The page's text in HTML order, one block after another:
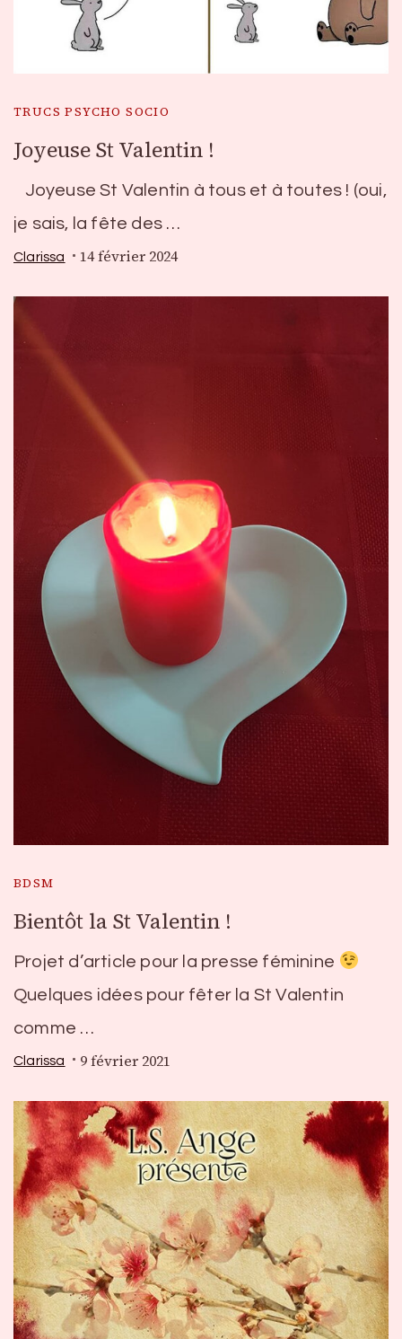
TRUCS PSYCHO SOCIO
Joyeuse St Valentin !
Joyeuse St Valentin à tous et à toutes ! (oui,
je sais, la fête des …
Clarissa 14 février 2024
BDSM
Bientôt la St Valentin !
Projet d’article pour la presse féminine
Quelques idées pour fêter la St Valentin
comme …
Clarissa 9 février 2021